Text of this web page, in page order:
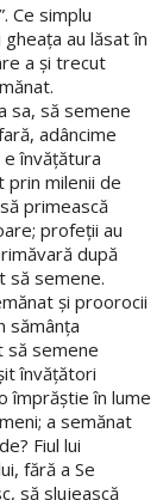
Ce simplu
au lăsat în
a şi trecut
sa, să semene
adâncime
învăţătura
prin milenii de
primească
profeţii au
după
să semene.
şi proorocii
sămânţa
să semene
învăţători
împrăştie în lume
a semănat
Fiul lui
fără a Se
să slujească